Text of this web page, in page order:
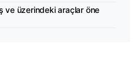
ve üzerindeki araçlar öne